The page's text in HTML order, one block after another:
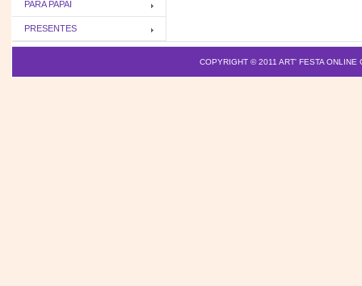
PARA PAPAI
PRESENTES
COPYRIGHT © 2011 ART' FESTA ONLINE